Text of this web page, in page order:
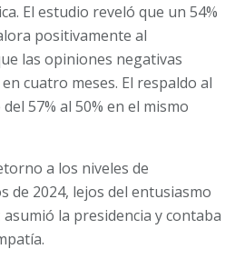
El estudio reveló que un 54%
positivamente al
las opiniones negativas
cuatro meses. El respaldo al
57% al 50% en el mismo
a los niveles de
de 2024, lejos del entusiasmo
asumió la presidencia y contaba